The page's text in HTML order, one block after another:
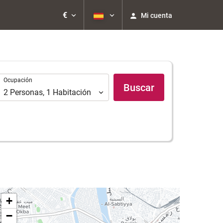
€ Mi cuenta
Ocupación
Ocupación
2 Personas, 1 Habitación Buscar
+
−